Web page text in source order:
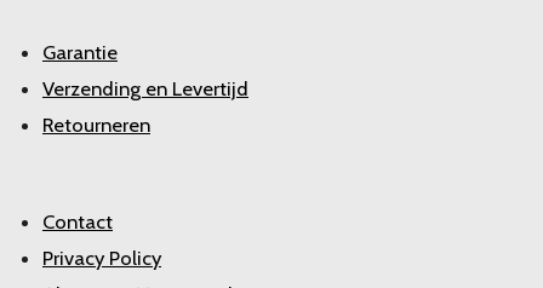
Garantie
Verzending en Levertijd
Retourneren
Contact
Privacy Policy